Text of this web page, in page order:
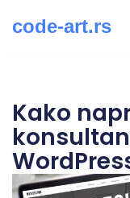
code-art.rs
Kako